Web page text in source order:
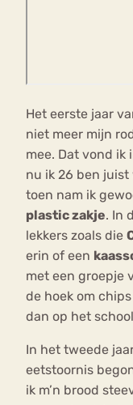
Het eerste jaar
niet meer mijn
mee. Dat vond
nu ik 26 ben juist
toen nam ik
plastic zakje. In
lekkers zoals die
erin of een
met een groepje
de hoek om
dan op het
In het tweede
eetstoornis
ik m’n brood